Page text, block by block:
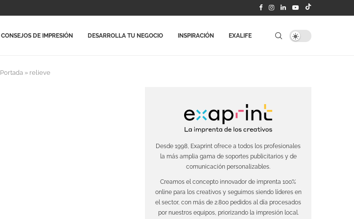
CONSEJOS DE IMPRESIÓN DESARROLLA TU NEGOCIO INSPIRACIÓN EXALIFE
Portada» relieve
Desde 1998, Exaprint ofrece a todos los profesionales
la más amplia gama de soportes publicitarios y de
comunicación personalizables.
Creamos el concepto innovador de imprenta 100%
online para los creativos y seguimos siendo líderes en
el sector, con más de 2.800 pedidos al día procesados
por nuestros equipos, priorizando la impresión local.